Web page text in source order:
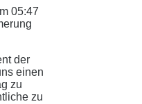
05:47
der
einen
zu
zu